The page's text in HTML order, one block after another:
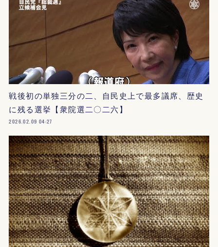
戦後初の単独三分の二、自民史上で最多議席、歴史
に残る選挙【衆院選二〇二六】
2026.02.09 04:27